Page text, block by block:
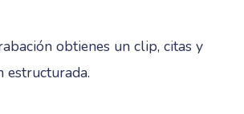
obtienes un clip, citas y
estructurada.